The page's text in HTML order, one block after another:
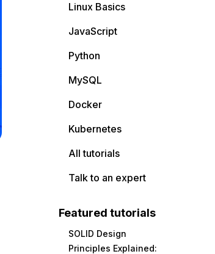
Linux Basics
JavaScript
Python
MySQL
Docker
Kubernetes
All tutorials
Talk to an expert
Featured tutorials
SOLID Design
Principles Explained: